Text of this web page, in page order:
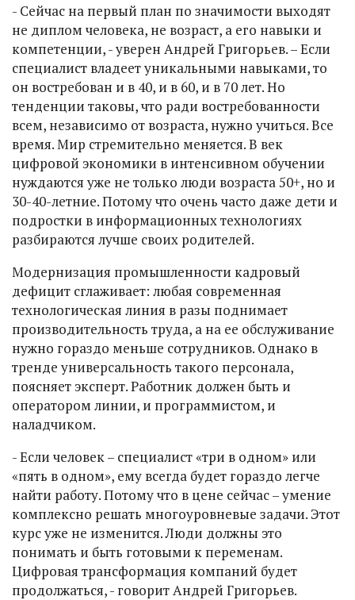
- Сейчас на первый план по значимости выходят
не диплом человека, не возраст, а его навыки и
компетенции, - уверен Андрей Григорьев. – Если
специалист владеет уникальными навыками, то
он востребован и в 40, и в 60, и в 70 лет. Но
тенденции таковы, что ради востребованности
всем, независимо от возраста, нужно учиться. Все
время. Мир стремительно меняется. В век
цифровой экономики в интенсивном обучении
нуждаются уже не только люди возраста 50+, но и
30-40-летние. Потому что очень часто даже дети и
подростки в информационных технологиях
разбираются лучше своих родителей.
Модернизация промышленности кадровый
дефицит сглаживает: любая современная
технологическая линия в разы поднимает
производительность труда, а на ее обслуживание
нужно гораздо меньше сотрудников. Однако в
тренде универсальность такого персонала,
поясняет эксперт. Работник должен быть и
оператором линии, и программистом, и
наладчиком.
- Если человек – специалист «три в одном» или
«пять в одном», ему всегда будет гораздо легче
найти работу. Потому что в цене сейчас – умение
комплексно решать многоуровневые задачи. Этот
курс уже не изменится. Люди должны это
понимать и быть готовыми к переменам.
Цифровая трансформация компаний будет
продолжаться, - говорит Андрей Григорьев.